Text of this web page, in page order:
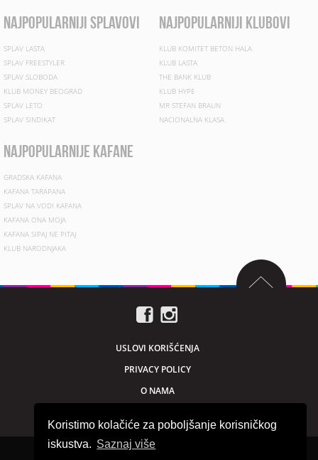
Koristimo kolačiće za poboljšanje korisničkog
iskustva. Saznaj više
najpopularniji splavovi
SPLAV LASTA
SPLAV FREESTYLER
SPLAV SLOBODA
KLUB MONEY BEOGRAD
SPLAV LETO
SPLAV SINDIKAT
najpopularniji klubovi
KLUB KOMITET BETON HALA
KLUB LASTA
THE BANK KLUB
KLUB HYPE
MR STEFAN BRAUN
NACIONALNA KLASA
najpopularnije kafane
GRADSKA KAFANA
KAFANA TARAPANA
SPLAV NA VODI KAFANA
KAFANA ONA MOJA
KAFANA SIPAJ NE PITAJ
KLUB NARODNJAKA
USLOVI KORIŠĆENJA
PRIVACY POLICY
O NAMA
Sva prava zadržana © 2026. beogradnocu.com